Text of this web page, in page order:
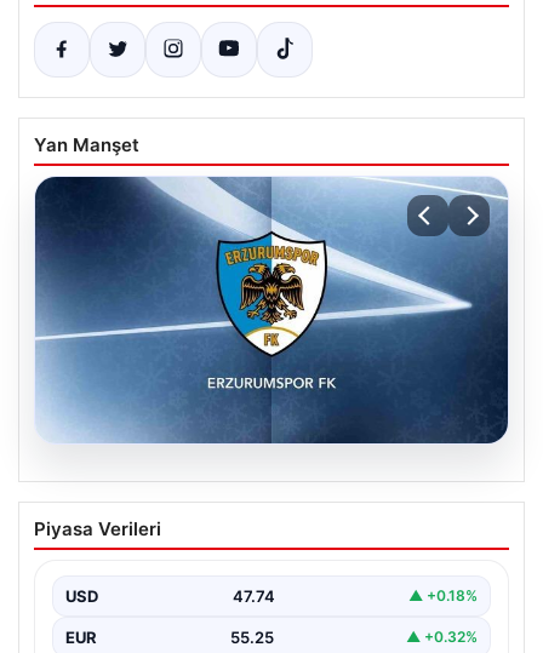
Yan Manşet
Erzurumspor FK, Yetenekli Sağ Bek
Festy Ebosele ile Anlaşmaya Yaklaştı
takımın genç ve dinamik kadrosunu güçlendirmeyi
hedefliyor. Bu…
Piyasa Verileri
USD 47.74 ▲ +0.18%
EUR 55.25 ▲ +0.32%